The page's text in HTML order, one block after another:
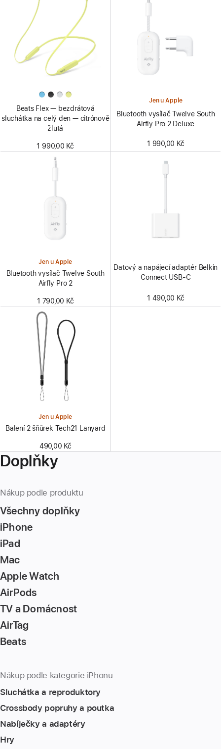
Beats Flex — bezdrátová
sluchátka na celý den — citrónově
žlutá
1 990,00 Kč
Jen u Apple
Bluetooth vysílač Twelve South
Airfly Pro 2 Deluxe
1 990,00 Kč
Jen u Apple
Bluetooth vysílač Twelve South
Airfly Pro 2
1 790,00 Kč
Datový a napájecí adaptér Belkin
Connect USB-C
1 490,00 Kč
Jen u Apple
Balení 2 šňůrek Tech21 Lanyard
490,00 Kč
Doplňky
Nákup podle produktu
Všechny doplňky
iPhone
iPad
Mac
Apple Watch
AirPods
TV a Domácnost
AirTag
Beats
Nákup podle kategorie iPhonu
Sluchátka a reproduktory
Crossbody popruhy a poutka
Nabíječky a adaptéry
Hry